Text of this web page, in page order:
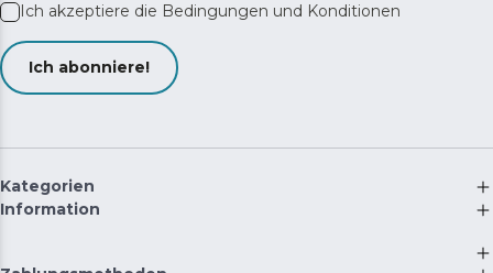
Ich akzeptiere die Bedingungen und Konditionen
Ich abonniere!
Kategorien
Information